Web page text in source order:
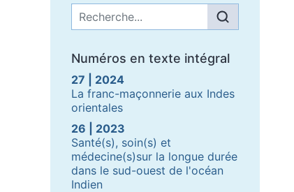
Menu principal
Numéros en texte intégral
27 | 2024
La franc-maçonnerie aux Indes
orientales
26 | 2023
Santé(s), soin(s) et
médecine(s)sur la longue durée
dans le sud-ouest de l'océan
Indien